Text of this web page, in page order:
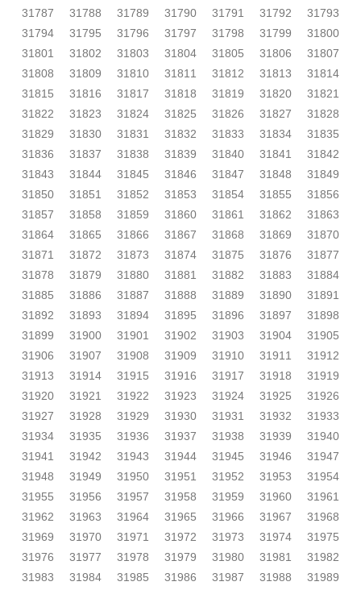
31787
31788 31789 31790 31791 31792
31793
31794
31795 31796 31797 31798 31799
31800
31801
31802 31803 31804 31805 31806
31807
31808
31809 31810 31811 31812 31813
31814
31815
31816 31817 31818 31819 31820
31821
31822
31823 31824 31825 31826 31827
31828
31829
31830 31831 31832 31833 31834
31835
31836
31837 31838 31839 31840 31841
31842
31843
31844 31845 31846 31847 31848
31849
31850
31851 31852 31853 31854 31855
31856
31857
31858 31859 31860 31861 31862
31863
31864
31865 31866 31867 31868 31869
31870
31871
31872 31873 31874 31875 31876
31877
31878
31879 31880 31881 31882 31883
31884
31885
31886 31887 31888 31889 31890
31891
31892
31893 31894 31895 31896 31897
31898
31899
31900 31901 31902 31903 31904
31905
31906
31907 31908 31909 31910 31911
31912
31913
31914 31915 31916 31917 31918
31919
31920
31921 31922 31923 31924 31925
31926
31927
31928 31929 31930 31931 31932
31933
31934
31935 31936 31937 31938 31939
31940
31941
31942 31943 31944 31945 31946
31947
31948
31949 31950 31951 31952 31953
31954
31955
31956 31957 31958 31959 31960
31961
31962
31963 31964 31965 31966 31967
31968
31969
31970 31971 31972 31973 31974
31975
31976
31977 31978 31979 31980 31981
31982
31983
31984 31985 31986 31987 31988
31989